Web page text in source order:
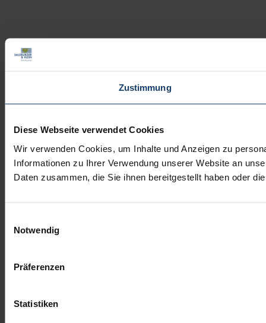
Zustimmung
Diese Webseite verwendet Cookies
Wir verwenden Cookies, um Inhalte und Anzeigen zu
Informationen zu Ihrer Verwendung unserer Website an
Daten zusammen, die Sie ihnen bereitgestellt haben oder
Notwendig
Präferenzen
Statistiken